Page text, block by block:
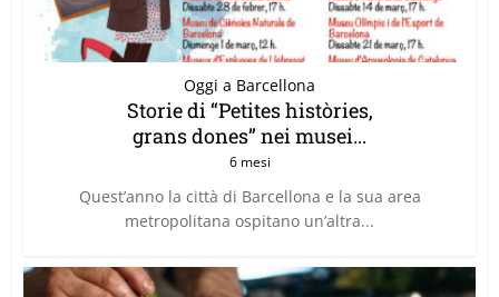
Oggi a Barcellona
Storie di “Petites històries,
grans dones” nei musei...
6 mesi
Quest’anno la città di Barcellona e la sua area
metropolitana ospitano un’altra...